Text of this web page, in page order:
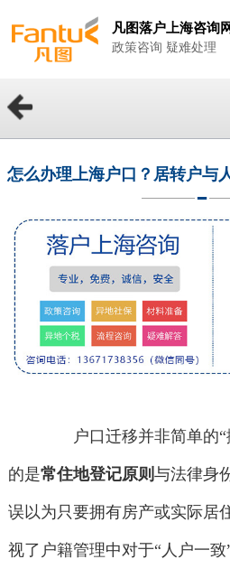
凡图落户上海咨询
政策咨询 疑难处理
怎么办理上海户口？居转户与
户口迁移并非简单的“
的是常住地登记原则 与法律身
误以为只要拥有房产或实际居
视了户籍管理中对于“人户一